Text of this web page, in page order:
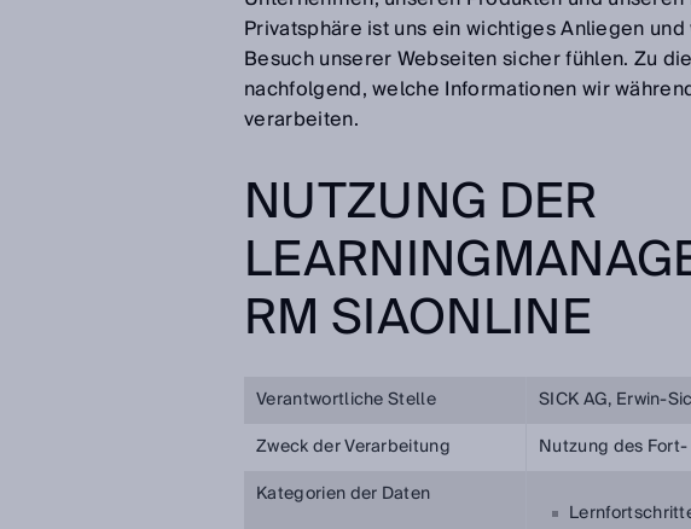
Privatsphäre ist uns ein wichtiges Anliegen
Besuch unserer Webseiten sicher fühlen. Zu
nachfolgend, welche Informationen wir
verarbeiten.
NUTZUNG DER
RM SIAONLINE
Verantwortliche Stelle
SICK AG, Erwin-
Zweck der Verarbeitung
Nutzung des
Kategorien der Daten